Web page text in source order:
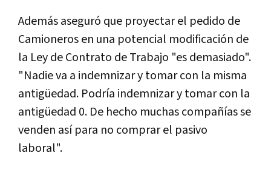
Además aseguró que proyectar el pedido de
Camioneros en una potencial modificación de
la Ley de Contrato de Trabajo "es demasiado".
"Nadie va a indemnizar y tomar con la misma
antigüedad. Podría indemnizar y tomar con la
antigüedad 0. De hecho muchas compañías se
venden así para no comprar el pasivo
laboral".